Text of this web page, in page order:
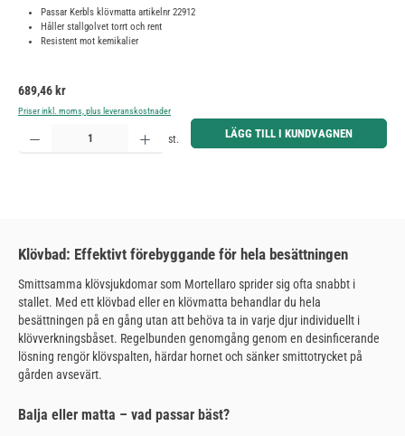
Passar Kerbls klövmatta artikelnr 22912
Håller stallgolvet torrt och rent
Resistent mot kemikalier
Ordinarie pris:
689,46 kr
Priser inkl. moms, plus leveranskostnader
Produktkvantitet: Ange önskat belopp eller använd knapparna för att öka eller minska kvantiteten.
st. LÄGG TILL I KUNDVAGNEN
Klövbad: Effektivt förebyggande för hela besättningen
Smittsamma klövsjukdomar som Mortellaro sprider sig ofta snabbt i
stallet. Med ett klövbad eller en klövmatta behandlar du hela
besättningen på en gång utan att behöva ta in varje djur individuellt i
klövverkningsbåset. Regelbunden genomgång genom en desinficerande
lösning rengör klövspalten, härdar hornet och sänker smittotrycket på
gården avsevärt.
Balja eller matta – vad passar bäst?